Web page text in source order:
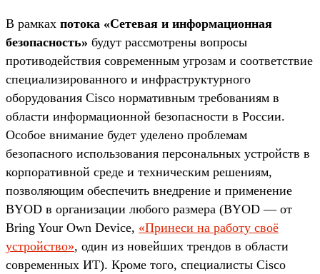
В рамках потока «Сетевая и информационная
безопасность» будут рассмотрены вопросы
противодействия современным угрозам и соответствие
специализированного и инфраструктурного
оборудования Cisco нормативным требованиям в
области информационной безопасности в России.
Особое внимание будет уделено проблемам
безопасного использования персональных устройств в
корпоративной среде и техническим решениям,
позволяющим обеспечить внедрение и применение
BYOD в организации любого размера (BYOD — от
Bring Your Own Device, «Принеси на работу своё
устройство», один из новейших трендов в области
современных ИТ). Кроме того, специалисты Cisco